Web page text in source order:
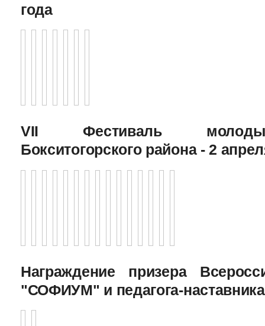
года
VII Фестиваль
Бокситогорского района - 2
Награждение призера
"СОФИУМ" и педагога-наставника